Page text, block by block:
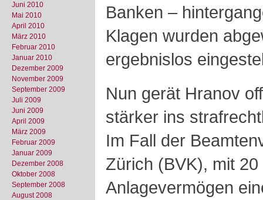
Juni 2010
Mai 2010
April 2010
März 2010
Februar 2010
Januar 2010
Dezember 2009
November 2009
September 2009
Juli 2009
Juni 2009
April 2009
März 2009
Februar 2009
Januar 2009
Dezember 2008
Oktober 2008
September 2008
August 2008
Banken –
Klagen wurden
ergebnislos
Nun gerät Hranov
stärker ins
Im Fall der
Zürich (BVK), mit
Anlagevermögen